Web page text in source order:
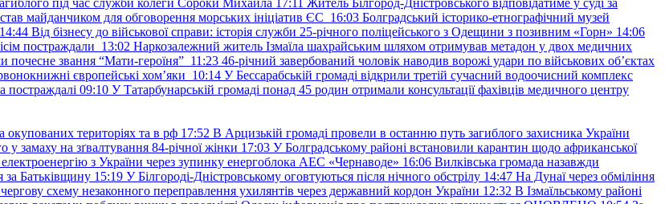
під час служби колеги Сороки Михайла 17:11 Житель Білгород-Дністровського відповідатиме у суді за
став майданчиком для обговорення морських ініціатив ЄС 16:03 Болградський історико-етнографічний музей
14:44 Від бізнесу до військової справи: історія служби 25-річного поліцейського з Одещини з позивним «Горн» 14:06
постраждали 13:02 Наркозалежний житель Ізмаїла шахрайським шляхом отримував метадон у двох медичних
почесне звання “Мати-героїня” 11:23 46-річний завербований чоловік наводив ворожі удари по військових обʼєктах
європейські хом’яки 10:14 У Бессарабській громаді відкрили третій сучасний водоочисний комплекс
постраждалі 09:10 У Татарбунарській громаді понад 45 родин отримали консультації фахівців медичного центру
окупованих територіях та в рф 17:52 В Арцизькій громаді провели в останню путь загиблого захисника України
у замаху на зґвалтування 84-річної жінки 17:03 У Болградському районі встановили карантин щодо африканської
з України через зупинку енергоблока АЕС «Чернаводе» 16:06 Вилківська громада назавжди
за Батьківщину 15:19 У Білгороді-Дністровському оговтуються після нічного обстрілу 14:47 На Дунаї через обміління
схему незаконного переправлення ухилянтів через державний кордон України 12:32 В Ізмаїльському районі